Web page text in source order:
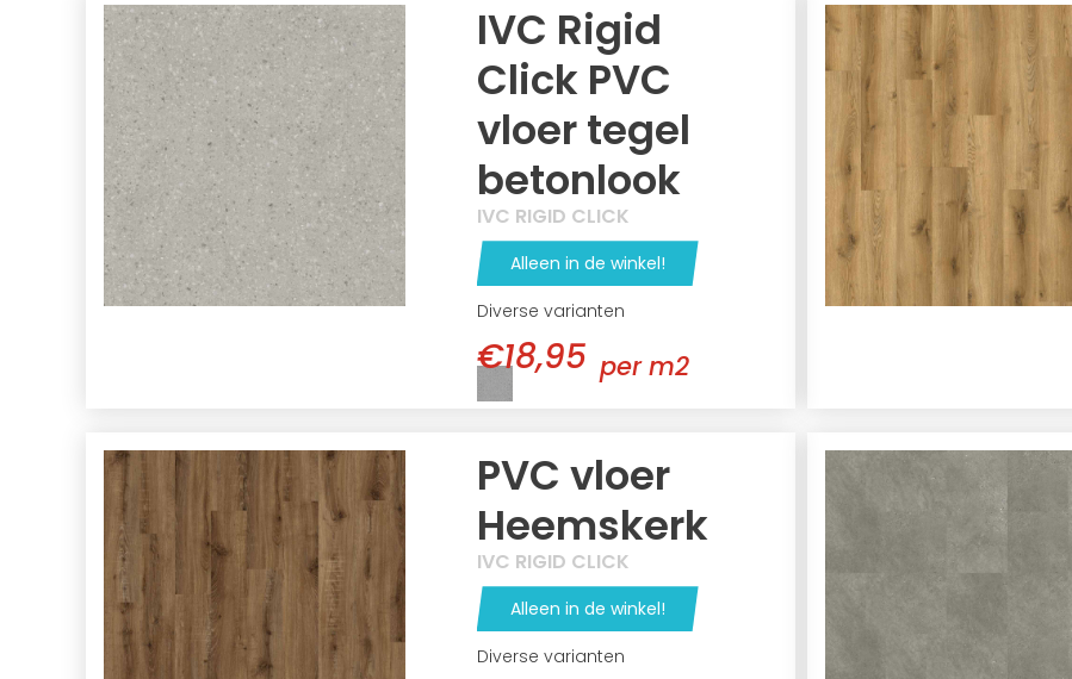
IVC Rigid
Click PVC
vloer tegel
betonlook
IVC RIGID CLICK
Alleen in de winkel!
Diverse varianten
€18,95 per m2
PVC vloer
Heemskerk
IVC RIGID CLICK
Alleen in de winkel!
Diverse varianten